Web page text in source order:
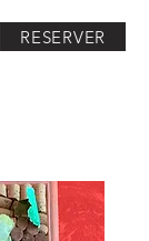
RESERVER